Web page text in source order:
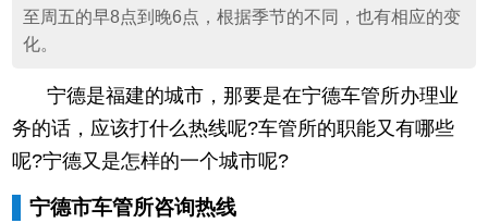
至周五的早8点到晚6点，根据季节的不同，也有相应的变
化。
宁德是福建的城市，那要是在宁德车管所办理业
务的话，应该打什么热线呢?车管所的职能又有哪些
呢?宁德又是怎样的一个城市呢?
宁德市车管所咨询热线